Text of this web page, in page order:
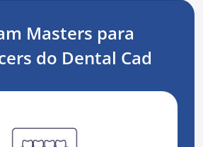
Masters para
do Dental Cad